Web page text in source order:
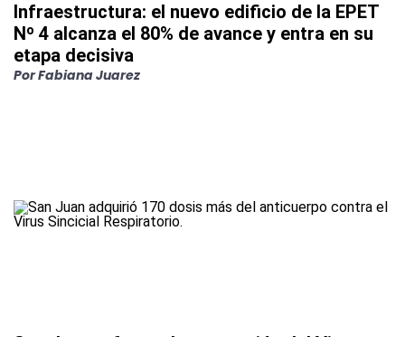
Infraestructura: el nuevo edificio de la EPET
Nº 4 alcanza el 80% de avance y entra en su
etapa decisiva
PorFabiana Juarez